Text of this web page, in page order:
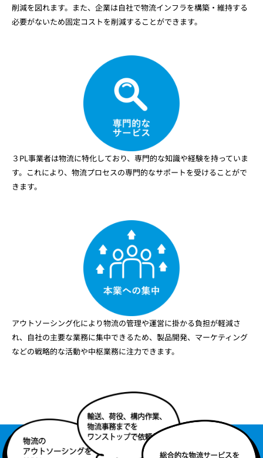
削減を図れます。また、企業は自社で物流インフラを構築・維持する
必要がないため固定コストを削減することができます。
３PL事業者は物流に特化しており、専門的な知識や経験を持っていま
す。これにより、物流プロセスの専門的なサポートを受けることがで
きます。
アウトソーシング化により物流の管理や運営に掛かる負担が軽減さ
れ、自社の主要な業務に集中できるため、製品開発、マーケティング
などの戦略的な活動や中枢業務に注力できます。